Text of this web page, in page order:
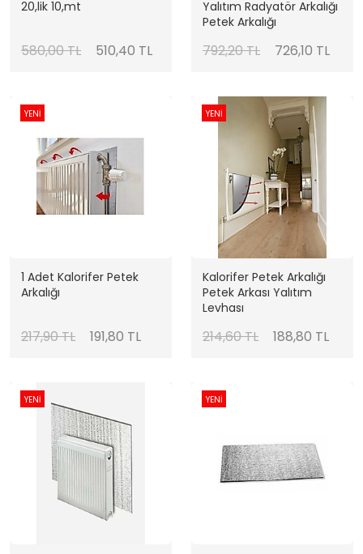
20,lik 10,mt
580,00 TL 510,40 TL
Yalıtım Radyatör Arkalığı
Petek Arkalığı
792,20 TL 726,10 TL
YENİ
1 Adet Kalorifer Petek
Arkalığı
217,90 TL 191,80 TL
YENİ
Kalorifer Petek Arkalığı
Petek Arkası Yalıtım
Levhası
214,60 TL 188,80 TL
YENİ YENİ